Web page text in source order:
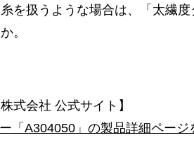
を扱うような場合は、「太繊
。
式会社 公式サイト】
「A304050」の製品詳細ページ